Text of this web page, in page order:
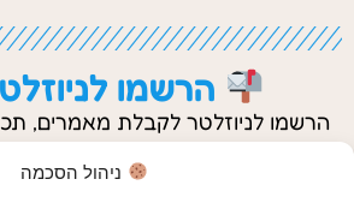
ניהול הסכמה
הרשמו
הרשמו לניוזלטר לקבלת מאמרים,